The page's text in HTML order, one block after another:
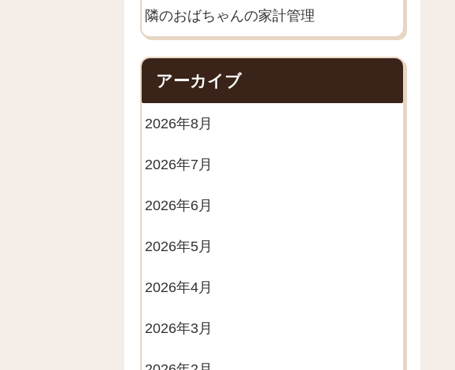
隣のおばちゃんの家計管理
アーカイブ
2026年8月
2026年7月
2026年6月
2026年5月
2026年4月
2026年3月